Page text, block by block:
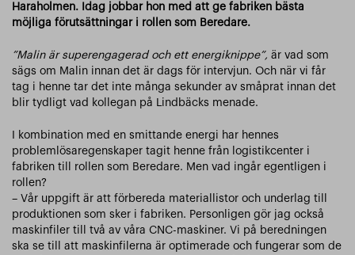
Haraholmen. Idag jobbar hon med att ge fabriken bästa
möjliga förutsättningar i rollen som Beredare.
”Malin är superengagerad och ett energiknippe”, är vad som
sägs om Malin innan det är dags för intervjun. Och när vi får
tag i henne tar det inte många sekunder av småprat innan det
blir tydligt vad kollegan på Lindbäcks menade.
I kombination med en smittande energi har hennes
problemlösaregenskaper tagit henne från logistikcenter i
fabriken till rollen som Beredare. Men vad ingår egentligen i
rollen?
– Vår uppgift är att förbereda materiallistor och underlag till
produktionen som sker i fabriken. Personligen gör jag också
maskinfiler till två av våra CNC-maskiner. Vi på beredningen
ska se till att maskinfilerna är optimerade och fungerar som de